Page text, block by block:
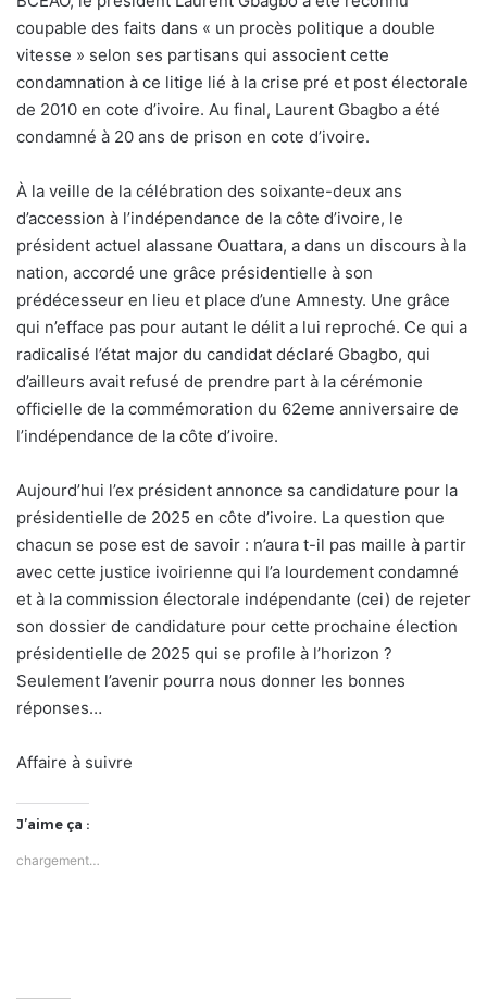
coupable des faits dans « un procès politique a double
vitesse » selon ses partisans qui associent cette
condamnation à ce litige lié à la crise pré et post électorale
de 2010 en cote d’ivoire. Au final, Laurent Gbagbo a été
condamné à 20 ans de prison en cote d’ivoire.
À la veille de la célébration des soixante-deux ans
d’accession à l’indépendance de la côte d’ivoire, le
président actuel alassane Ouattara, a dans un discours à la
nation, accordé une grâce présidentielle à son
prédécesseur en lieu et place d’une Amnesty. Une grâce
qui n’efface pas pour autant le délit a lui reproché. Ce qui a
radicalisé l’état major du candidat déclaré Gbagbo, qui
d’ailleurs avait refusé de prendre part à la cérémonie
officielle de la commémoration du 62eme anniversaire de
l’indépendance de la côte d’ivoire.
Aujourd’hui l’ex président annonce sa candidature pour la
présidentielle de 2025 en côte d’ivoire. La question que
chacun se pose est de savoir : n’aura t-il pas maille à partir
avec cette justice ivoirienne qui l’a lourdement condamné
et à la commission électorale indépendante (cei) de rejeter
son dossier de candidature pour cette prochaine élection
présidentielle de 2025 qui se profile à l’horizon ?
Seulement l’avenir pourra nous donner les bonnes
réponses…
Affaire à suivre
J’aime ça :
chargement…